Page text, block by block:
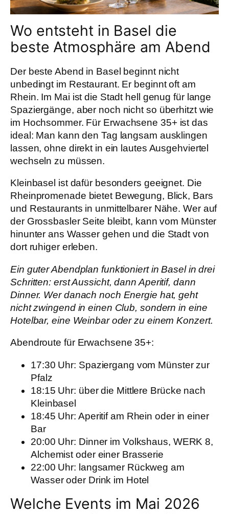
Wo entsteht in Basel die
beste Atmosphäre am Abend
Der beste Abend in Basel beginnt nicht
unbedingt im Restaurant. Er beginnt oft am
Rhein. Im Mai ist die Stadt hell genug für lange
Spaziergänge, aber noch nicht so überhitzt wie
im Hochsommer. Für Erwachsene 35+ ist das
ideal: Man kann den Tag langsam ausklingen
lassen, ohne direkt in ein lautes Ausgehviertel
wechseln zu müssen.
Kleinbasel ist dafür besonders geeignet. Die
Rheinpromenade bietet Bewegung, Blick, Bars
und Restaurants in unmittelbarer Nähe. Wer auf
der Grossbasler Seite bleibt, kann vom Münster
hinunter ans Wasser gehen und die Stadt von
dort ruhiger erleben.
Ein guter Abendplan funktioniert in Basel in drei
Schritten: erst Aussicht, dann Aperitif, dann
Dinner. Wer danach noch Energie hat, geht
nicht zwingend in einen Club, sondern in eine
Hotelbar, eine Weinbar oder zu einem Konzert.
Abendroute für Erwachsene 35+:
17:30 Uhr: Spaziergang vom Münster zur
Pfalz
18:15 Uhr: über die Mittlere Brücke nach
Kleinbasel
18:45 Uhr: Aperitif am Rhein oder in einer
Bar
20:00 Uhr: Dinner im Volkshaus, WERK 8,
Alchemist oder einer Brasserie
22:00 Uhr: langsamer Rückweg am
Wasser oder Drink im Hotel
Welche Events im Mai 2026